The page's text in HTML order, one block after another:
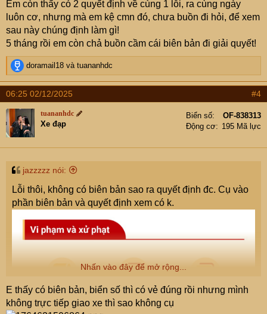
Em còn thấy có 2 quyết định về cùng 1 lỗi, ra cùng ngày
luôn cơ, nhưng mà em kệ cmn đó, chưa buồn đi hỏi, để xem
sau này chúng định làm gì!
5 tháng rồi em còn chả buồn cầm cái biên bản đi giải quyết!
R
e
a
c
t
i
o
n
s
doramail18 và tuananhdc
06:25 02/12/2025 #4
tuananhdc
Xe đạp
Biển số
OF-838313
Động cơ
195 Mã lực
jazzzzz nói:
Lỗi thôi, không có biên bản sao ra quyết định đc. Cụ vào
phần biên bản và quyết định xem có k.
Nhấn vào đây để mở rộng...
E thấy có biên bản, biển số thì có vẻ đúng rồi nhưng mình
không trực tiếp giao xe thì sao không cụ